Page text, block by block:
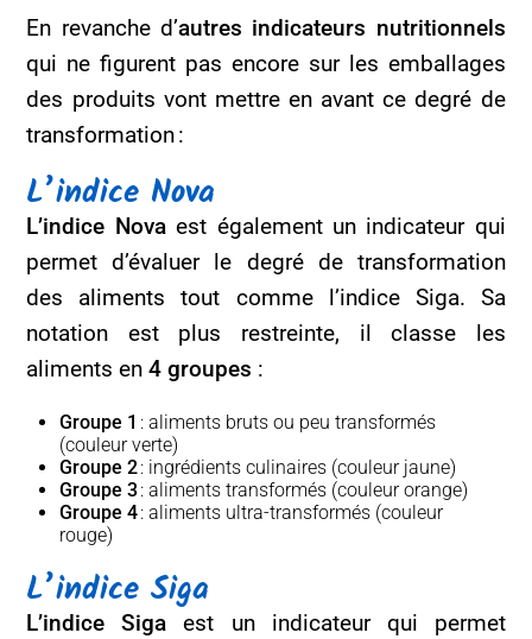
En revanche d’autres indicateurs nutritionnels
qui ne figurent pas encore sur les emballages
des produits vont mettre en avant ce degré de
transformation :
L’indice Nova
L’indice Nova est également un indicateur qui
permet d’évaluer le degré de transformation
des aliments tout comme l’indice Siga. Sa
notation est plus restreinte, il classe les
aliments en4 groupes :
Groupe 1 : aliments bruts ou peu transformés
(couleur verte)
Groupe 2: ingrédients culinaires (couleur jaune)
Groupe 3: aliments transformés (couleur orange)
Groupe 4: aliments ultra-transformés (couleur
rouge)
L’indice Siga
L’indice Siga
est un indicateur qui permet